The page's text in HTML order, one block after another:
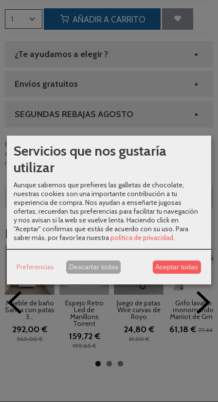
AÑADIR A CARRITO
¿Te ayudamos a elegir ?
Envíos gratuitos
SEGUNDAS REBAJAS AGOSTO
Categoría: Frontales de ducha profiltek
ducha plata-alto-brillo entrega-rapida stock abatible
rapido |Comentarios
Descripción
Productos Relacionados
Mueble de baño
Sansa con patas
3...
292,00 €
365,00 €
Espejo Retro
Led de
Manillons
Torrent
159,72 €
199,65 €
Juego de patas
Wire curvas de
Royo
24,80 €
31,00 €
-21 %
Grifo lavabo
monomando
Marriot de Gme
61,18 € 77,44 €
Servicios que nos gustaría
utilizar
Aunque sabemos que prefieres las galletas de chocolate,
nuestras cookies son una importante contribución a tu
experiencia de compra. Nos ayudan a enseñarte jugosas
ofertas, recuerdan tus preferencias para facilitar tu navegación
y nos avisan si la web se vuelve lenta. Haciendo click en
"Aceptar" confirmas que estás de acuerdo con su uso. Para
saber más, por favor lea nuestrapolítica de privacidad
Preferencias Descartar todas Aceptar todas